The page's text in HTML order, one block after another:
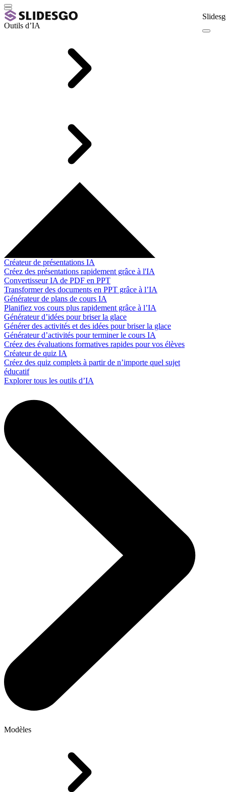
Outils d’IA
Créateur de présentations IA
Créez des présentations rapidement grâce à l'IA
Convertisseur IA de PDF en PPT
Transformer des documents en PPT grâce à l’IA
Générateur de plans de cours IA
Planifiez vos cours plus rapidement grâce à l’IA
Générateur d’idées pour briser la glace
Générer des activités et des idées pour briser la glace
Générateur d’activités pour terminer le cours IA
Créez des évaluations formatives rapides pour vos élèves
Créateur de quiz IA
Créez des quiz complets à partir de n’importe quel sujet
éducatif
Explorer tous les outils d’IA
Modèles